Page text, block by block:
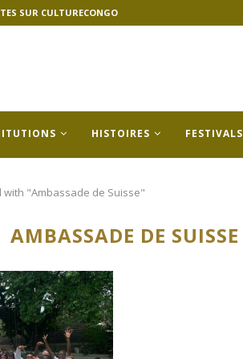
SUR CULTURECONGO
HISTOIRES FESTIVALS
with "Ambassade de Suisse"
AMBASSADE DE SUISSE